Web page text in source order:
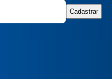
Cadastrar